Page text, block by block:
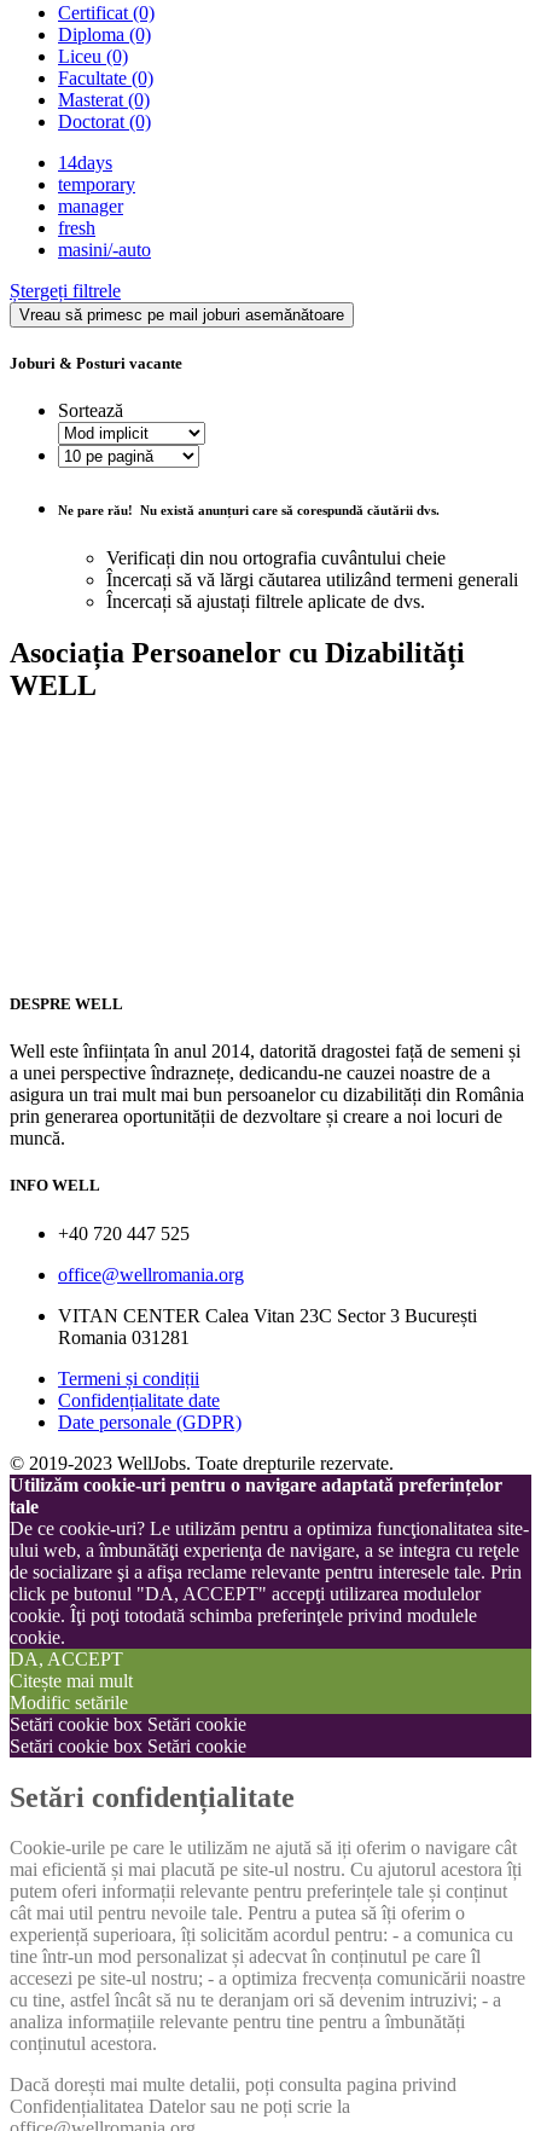
Certificat (0)
Diploma (0)
Liceu (0)
Facultate (0)
Masterat (0)
Doctorat (0)
14days
temporary
manager
fresh
masini/-auto
Ștergeți filtrele
Vreau să primesc pe mail joburi asemănătoare
Joburi & Posturi vacante
Sortează
Ne pare rău! Nu există anunțuri care să corespundă căutării dvs.
Verificați din nou ortografia cuvântului cheie
Încercați să vă lărgi căutarea utilizând termeni generali
Încercați să ajustați filtrele aplicate de dvs.
Asociația Persoanelor cu Dizabilități
WELL
DESPRE WELL
Well este înființata în anul 2014, datorită dragostei față de semeni și
a unei perspective îndraznețe, dedicandu-ne cauzei noastre de a
asigura un trai mult mai bun persoanelor cu dizabilități din România
prin generarea oportunității de dezvoltare și creare a noi locuri de
muncă.
INFO WELL
+40 720 447 525
office@wellromania.org
VITAN CENTER Calea Vitan 23C Sector 3 București
Romania 031281
Termeni și condiții
Confidențialitate date
Date personale (GDPR)
© 2019-2023 WellJobs. Toate drepturile rezervate.
Utilizăm cookie-uri pentru o navigare adaptată preferințelor
tale
De ce cookie-uri? Le utilizăm pentru a optimiza funcţionalitatea site-
ului web, a îmbunătăţi experienţa de navigare, a se integra cu reţele
de socializare şi a afişa reclame relevante pentru interesele tale. Prin
click pe butonul "DA, ACCEPT" accepţi utilizarea modulelor
cookie. Îţi poţi totodată schimba preferinţele privind modulele
cookie.
DA, ACCEPT
Citește mai mult
Modific setările
Setări cookie box Setări cookie
Setări cookie box Setări cookie
Setări confidențialitate
Cookie-urile pe care le utilizăm ne ajută să iți oferim o navigare cât
mai eficientă și mai placută pe site-ul nostru. Cu ajutorul acestora îți
putem oferi informații relevante pentru preferințele tale și conținut
cât mai util pentru nevoile tale. Pentru a putea să îți oferim o
experiență superioara, îți solicităm acordul pentru: - a comunica cu
tine într-un mod personalizat și adecvat în conținutul pe care îl
accesezi pe site-ul nostru; - a optimiza frecvența comunicării noastre
cu tine, astfel încât să nu te deranjam ori să devenim intruzivi; - a
analiza informațiile relevante pentru tine pentru a îmbunătăți
conținutul acestora.
Dacă dorești mai multe detalii, poți consulta pagina privind
Confidențialitatea Datelor sau ne poți scrie la